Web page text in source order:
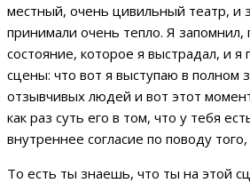
местный, очень цивильный театр, и
принимали очень тепло. Я запомнил,
состояние, которое я выстрадал, и я
сцены: что вот я выступаю в полном
отзывчивых людей и вот этот
как раз суть его в том, что у тебя
внутреннее согласие по поводу
То есть ты знаешь, что ты на этой